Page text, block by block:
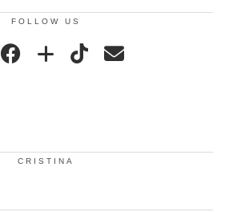
FOLLOW US
CRISTINA